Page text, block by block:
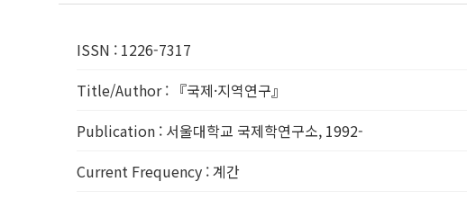
ISSN : 1226-7317
Title/Author: 『국제·지역연구』
Publication : 서울대학교 국제학연구소, 1992-
Current Frequency :계간